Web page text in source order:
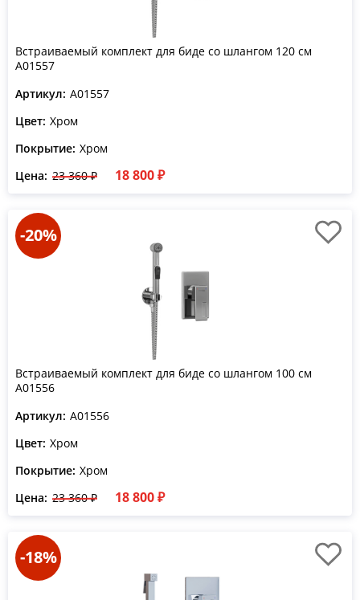
Встраиваемый комплект для биде со шлангом 120 см
A01557
Артикул: A01557
Цвет: Хром
Покрытие: Хром
Цена: 23 360 ₽ 18 800 ₽
-20%
Встраиваемый комплект для биде со шлангом 100 см
A01556
Артикул: A01556
Цвет: Хром
Покрытие: Хром
Цена: 23 360 ₽ 18 800 ₽
-18%